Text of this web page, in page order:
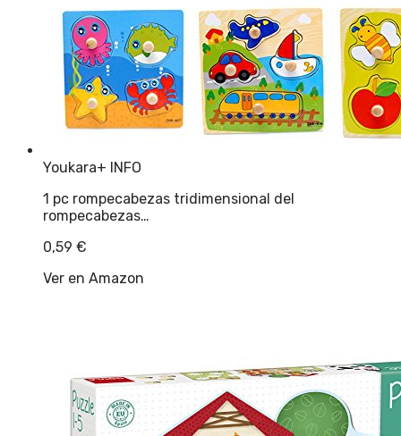
Youkara+ INFO
1 pc rompecabezas tridimensional del
rompecabezas…
0,59 €
Ver en Amazon